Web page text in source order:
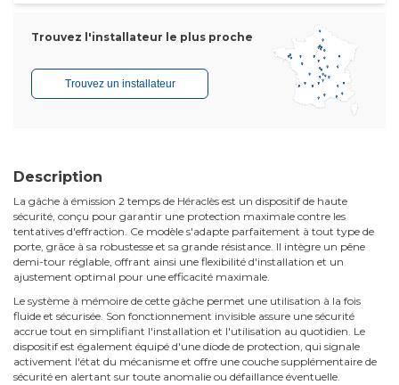
Trouvez l'installateur le plus proche
Trouvez un installateur
Description
La gâche à émission 2 temps de Héraclès est un dispositif de haute
sécurité, conçu pour garantir une protection maximale contre les
tentatives d'effraction. Ce modèle s'adapte parfaitement à tout type de
porte, grâce à sa robustesse et sa grande résistance. Il intègre un pêne
demi-tour réglable, offrant ainsi une flexibilité d'installation et un
ajustement optimal pour une efficacité maximale.
Le système à mémoire de cette gâche permet une utilisation à la fois
fluide et sécurisée. Son fonctionnement invisible assure une sécurité
accrue tout en simplifiant l'installation et l'utilisation au quotidien. Le
dispositif est également équipé d'une diode de protection, qui signale
activement l'état du mécanisme et offre une couche supplémentaire de
sécurité en alertant sur toute anomalie ou défaillance éventuelle.